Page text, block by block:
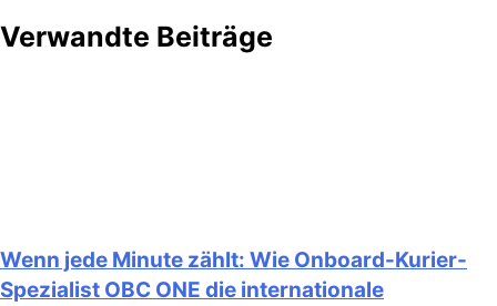
Verwandte Beiträge
Wenn jede Minute zählt: Wie Onboard-Kurier-
Spezialist OBC ONE die internationale